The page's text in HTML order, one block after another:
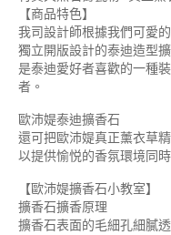
【商品特色】
我司設計師根據我們可愛
獨立開版設計的泰迪造型擴
是泰迪愛好者喜歡的一種
者。
歐沛媞泰迪擴香石
還可把歐沛媞真正薰衣草
以提供愉悦的香氛環境同
【歐沛媞擴香石小教室】
擴香石擴香原理
擴香石表面的毛細孔細膩